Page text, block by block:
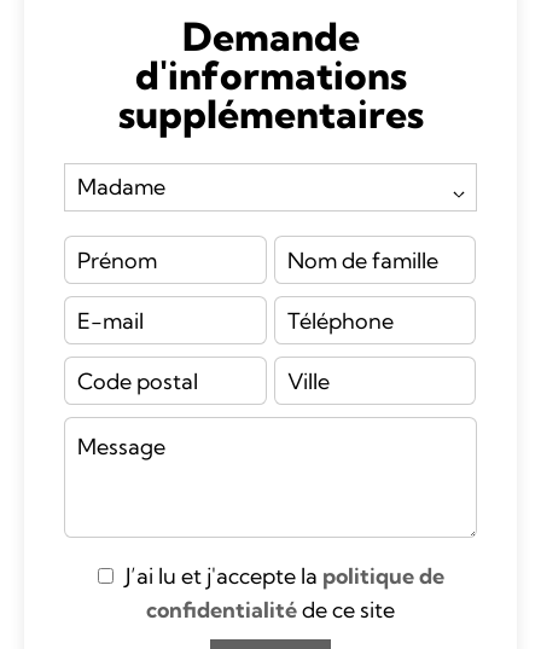
Demande
d'informations
supplémentaires
J’ai lu et j'accepte la politique de
confidentialitéde ce site